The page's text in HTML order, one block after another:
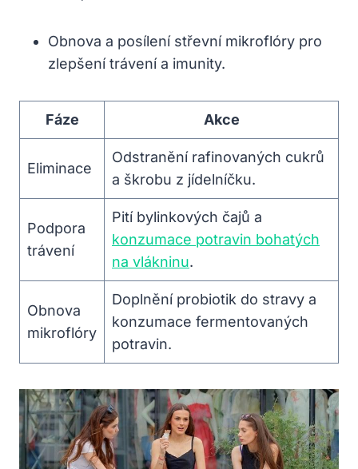
Obnova a posílení střevní mikroflóry pro
zlepšení trávení a imunity.
Fáze Akce
Eliminace
Odstranění rafinovaných cukrů
a škrobu z jídelníčku.
Podpora
trávení
Pití bylinkových čajů a
konzumace potravin bohatých
na vlákninu.
Obnova
mikroflóry
Doplnění probiotik do stravy a
konzumace fermentovaných
potravin.